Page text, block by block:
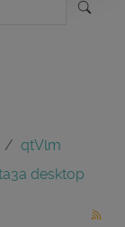
qtVlm
desktop